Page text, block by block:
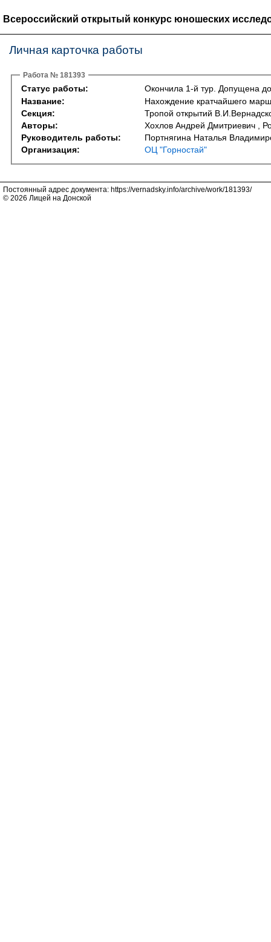
Всероссийский открытый конкурс юношеских
Личная карточка работы
Работа № 181393
Статус работы:
Окончила 1-й тур. Допущена
Название:
Нахождение кратчайшего
Секция:
Тропой открытий
Авторы:
Хохлов Андрей Дмитриевич ,
Руководитель работы:
Портнягина Наталья
Организация:
ОЦ "Горностай"
Постоянный адрес документа: https://vernadsky.info/archive/work/181393/
© 2026 Лицей на Донской